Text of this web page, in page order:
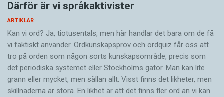
Därför är vi språkaktivister
ARTIKLAR
Kan vi ord? Ja, tiotusentals, men här handlar det bara om de få
vi faktiskt använder. Ordkunskapsprov och ordquiz får oss att
tro på orden som någon sorts kunskapsområde, precis som
det periodiska systemet eller Stockholms gator. Man kan lite
grann eller mycket, men sällan allt. Visst finns det likheter, men
skillnaderna är stora. En likhet är att det finns fler ord än vi kan